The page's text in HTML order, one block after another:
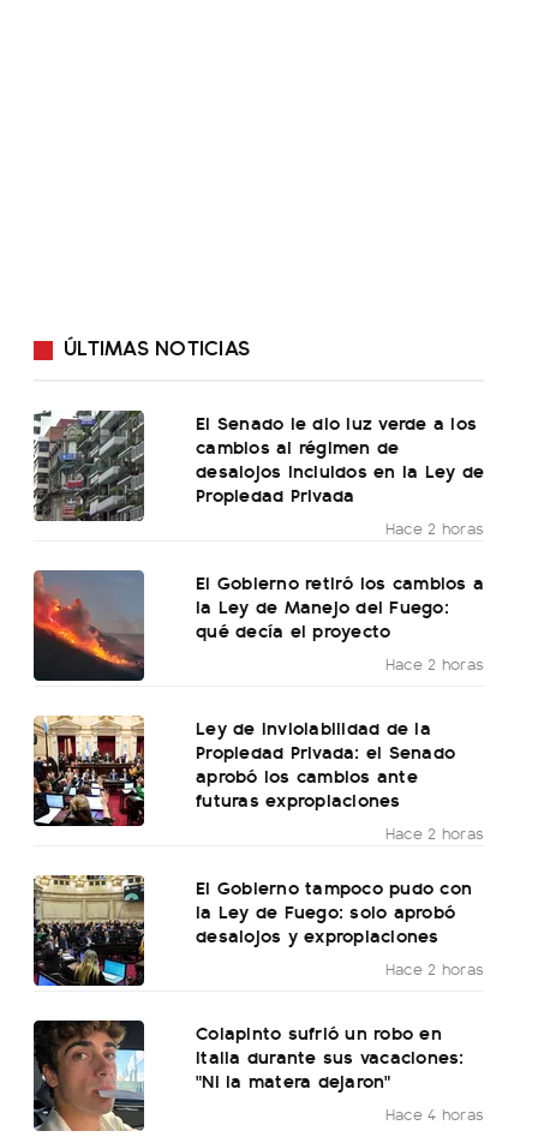
ÚLTIMAS NOTICIAS
El Senado le dio luz verde a los
cambios al régimen de
desalojos incluidos en la Ley de
Propiedad Privada
Hace 2 horas
El Gobierno retiró los cambios a
la Ley de Manejo del Fuego:
qué decía el proyecto
Hace 2 horas
Ley de Inviolabilidad de la
Propiedad Privada: el Senado
aprobó los cambios ante
futuras expropiaciones
Hace 2 horas
El Gobierno tampoco pudo con
la Ley de Fuego: solo aprobó
desalojos y expropiaciones
Hace 2 horas
Colapinto sufrió un robo en
Italia durante sus vacaciones:
"Ni la matera dejaron"
Hace 4 horas